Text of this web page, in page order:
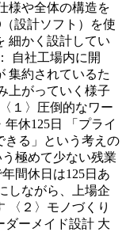
様や全体の構造を
設計ソフト）を使
細かく設計してい
自社工場内に開
集約されているた
上がっていく様子
１〉圧倒的なワー
休125日 「プライ
きる」という考えの
極めて少ない残業
間休日は125日あ
しながら、上場企
〈２〉モノづくり
ダーメイド設計 大